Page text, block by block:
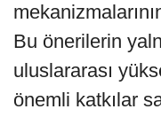
Bu önerilerin
uluslararası
önemli katkılar